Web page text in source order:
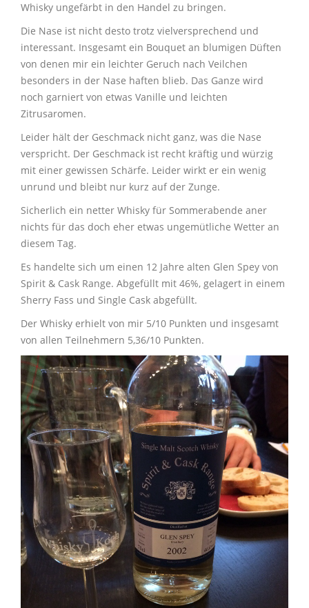
Whisky ungefärbt in den Handel zu bringen.
Die Nase ist nicht desto trotz vielversprechend und
interessant. Insgesamt ein Bouquet an blumigen Düften
von denen mir ein leichter Geruch nach Veilchen
besonders in der Nase haften blieb. Das Ganze wird
noch garniert von etwas Vanille und leichten
Zitrusaromen.
Leider hält der Geschmack nicht ganz, was die Nase
verspricht. Der Geschmack ist recht kräftig und würzig
mit einer gewissen Schärfe. Leider wirkt er ein wenig
unrund und bleibt nur kurz auf der Zunge.
Sicherlich ein netter Whisky für Sommerabende aner
nichts für das doch eher etwas ungemütliche Wetter an
diesem Tag.
Es handelte sich um einen 12 Jahre alten Glen Spey von
Spirit & Cask Range. Abgefüllt mit 46%, gelagert in einem
Sherry Fass und Single Cask abgefüllt.
Der Whisky erhielt von mir 5/10 Punkten und insgesamt
von allen Teilnehmern 5,36/10 Punkten.